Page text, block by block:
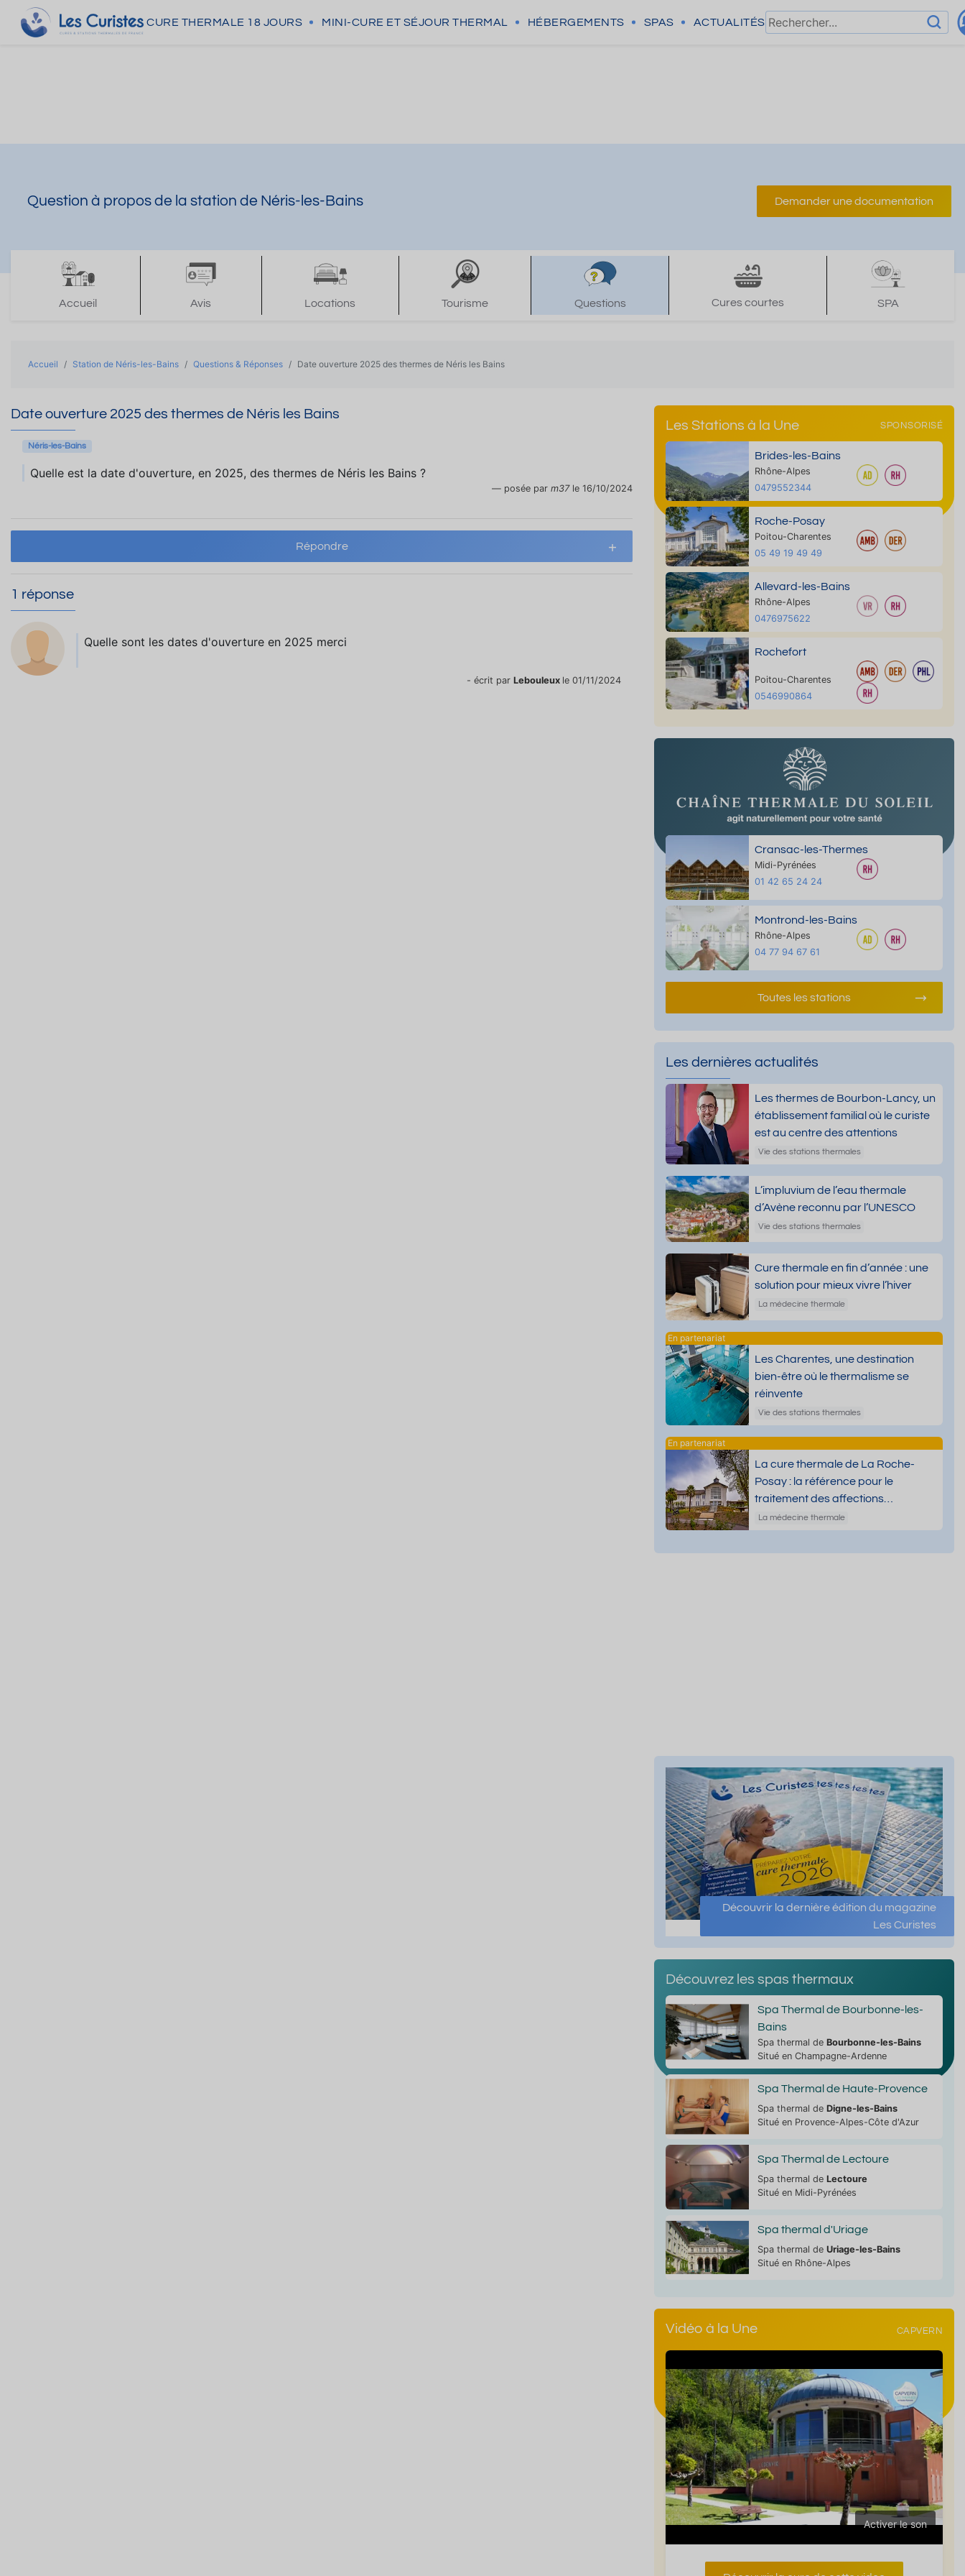
CURE THERMALE 18 JOURS MINI-CURE ET SÉJOUR THERMAL HÉBERGEMENTS SPAS ACTUALITÉS
Question à propos de la station de Néris-les-Bains Demander une documentation
Accueil Avis Locations Tourisme Questions Cures courtes SPA
Accueil Station de Néris-les-Bains Questions & Réponses Date ouverture 2025 des thermes de Néris les Bains
Date ouverture 2025 des thermes de Néris les Bains
Néris-les-Bains
Quelle est la date d'ouverture, en 2025, des thermes de Néris les Bains ?
posée par m37le 16/10/2024
Répondre
1 réponse
Quelle sont les dates d'ouverture en 2025 merci
- écrit par Lebouleux le 01/11/2024
Les Stations à la Une SPONSORISÉ
Brides-les-Bains
Rhône-Alpes
0479552344
Roche-Posay
Poitou-Charentes
05 49 19 49 49
Allevard-les-Bains
Rhône-Alpes
0476975622
Rochefort
Poitou-Charentes
0546990864
Cransac-les-Thermes
Midi-Pyrénées
01 42 65 24 24
Montrond-les-Bains
Rhône-Alpes
04 77 94 67 61
Toutes les stations
Les dernières actualités
Les thermes de Bourbon-Lancy, un
établissement familial où le curiste
est au centre des attentions
Vie des stations thermales
L’impluvium de l’eau thermale
d’Avène reconnu par l’UNESCO
Vie des stations thermales
Cure thermale en fin d’année : une
solution pour mieux vivre l’hiver
La médecine thermale
Les Charentes, une destination
bien-être où le thermalisme se
réinvente
Vie des stations thermales
La cure thermale de La Roche-
Posay : la référence pour le
traitement des affections
dermatologiques
La médecine thermale
Découvrir la dernière édition du magazine
Les Curistes
Découvrez les spas thermaux
Spa Thermal de Bourbonne-les-
Bains
Spa thermal de Bourbonne-les-Bains
Situé en Champagne-Ardenne
Spa Thermal de Haute-Provence
Spa thermal de Digne-les-Bains
Situé en Provence-Alpes-Côte d'Azur
Spa Thermal de Lectoure
Spa thermal de Lectoure
Situé en Midi-Pyrénées
Spa thermal d'Uriage
Spa thermal de Uriage-les-Bains
Situé en Rhône-Alpes
Vidéo à la Une CAPVERN
Activer le son